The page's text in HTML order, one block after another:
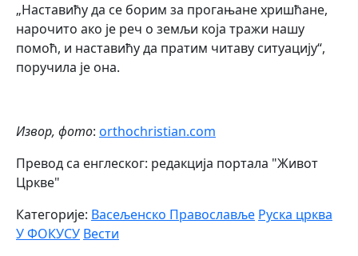
„Наставићу да се борим за прогањане хришћане,
нарочито ако је реч о земљи која тражи нашу
помоћ, и наставићу да пратим читаву ситуацију“,
поручила је она.
Извор, фото: orthochristian.com
Превод са енглеског: редакција портала "Живот
Цркве"
Категорије: Васељенско Православље Руска црква
У ФОКУСУ Вести